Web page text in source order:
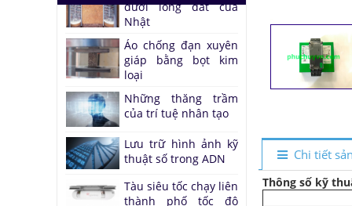
Chi tiết
Thông số kỹ
Tàu siêu tốc chạy liên
thành phố tốc độ
1.000 km/h
Đại học Lạc Hồng vô
địch cuộc thi
Robocon 2019
Pin Mặt Trời có khả
sáng
Đảo ngược quá trình
quang hợp để tạo
nhiên liệu